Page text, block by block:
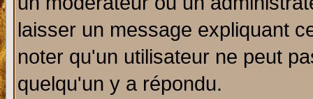
laisser un message expliquant
noter qu'un utilisateur ne peut
quelqu'un y a répondu.